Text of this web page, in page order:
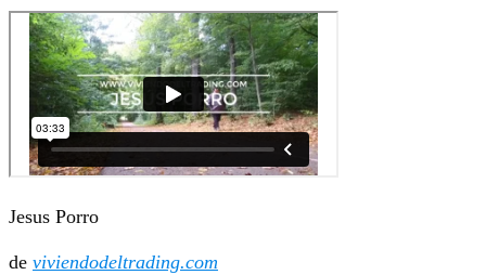
Jesus Porro
de viviendodeltrading.com